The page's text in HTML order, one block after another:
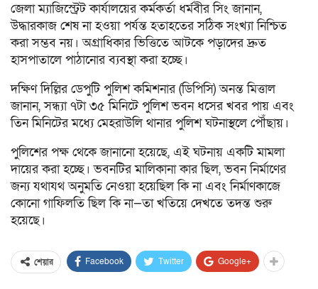
জেলা ম্যাজিস্ট্রেট কার্যালয়ের কর্মকর্তা ধর্মবীর সিং জানান,
উদ্ধারকাজ শেষ না হওয়া পর্যন্ত হতাহতের সঠিক সংখ্যা নিশ্চিত
করা সম্ভব নয়। অগ্রাধিকার ভিত্তিতে আটকে পড়াদের দ্রুত
হাসপাতালে পাঠানোর ব্যবস্থা করা হচ্ছে।
দক্ষিণ দিল্লির ডেপুটি পুলিশ কমিশনার (ডিপিসি) অনন্ত মিত্তাল
জানান, সন্ধ্যা ৭টা ৩৫ মিনিটে পুলিশ ভবন ধসের খবর পায় এবং
তিন মিনিটের মধ্যে মেহরাউলি থানার পুলিশ ঘটনাস্থলে পৌঁছায়।
পুলিশের পক্ষ থেকে জানানো হয়েছে, এই ঘটনায় একটি মামলা
দায়ের করা হচ্ছে। ভবনটির মালিকানা কার ছিল, ভবন নির্মাণের
জন্য যথাযথ অনুমতি নেওয়া হয়েছিল কি না এবং নির্মাণকাজে
কোনো গাফিলতি ছিল কি না—তা খতিয়ে দেখতে তদন্ত শুরু
হয়েছে।
শেয়ার Facebook Twitter Google+